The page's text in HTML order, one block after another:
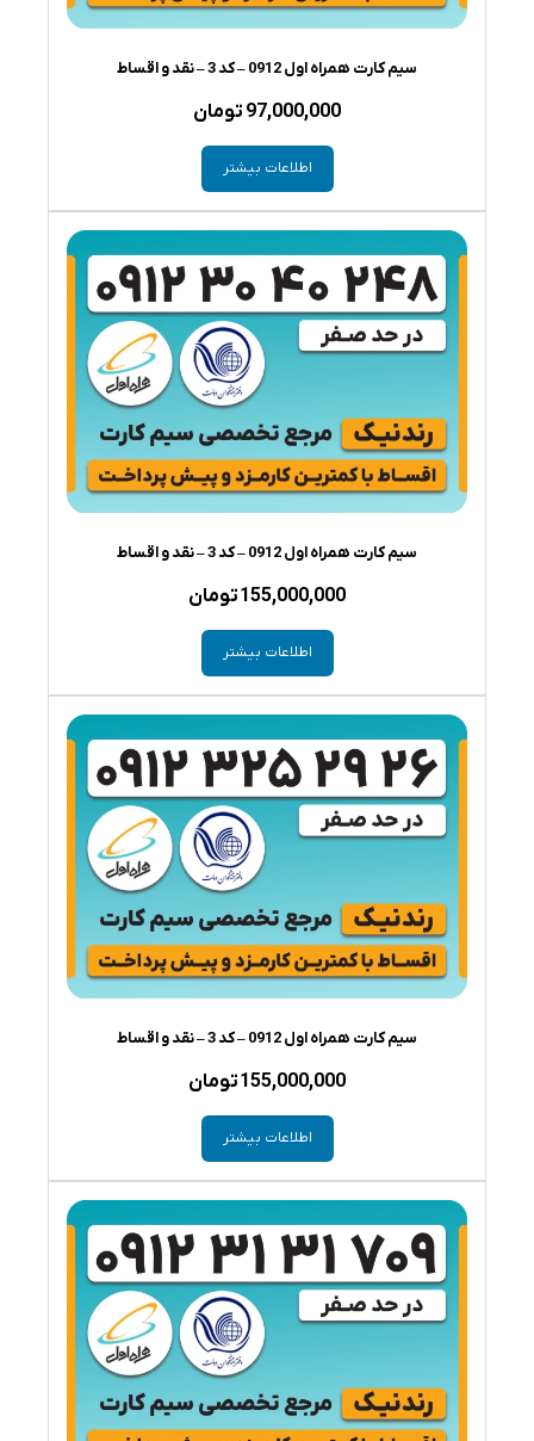
سیم کارت همراه اول 0912 – کد 3 – نقد و اقساط
97,000,000 تومان
اطلاعات بیشتر
سیم کارت همراه اول 0912 – کد 3 – نقد و اقساط
155,000,000تومان
اطلاعات بیشتر
سیم کارت همراه اول 0912 – کد 3 – نقد و اقساط
155,000,000تومان
اطلاعات بیشتر